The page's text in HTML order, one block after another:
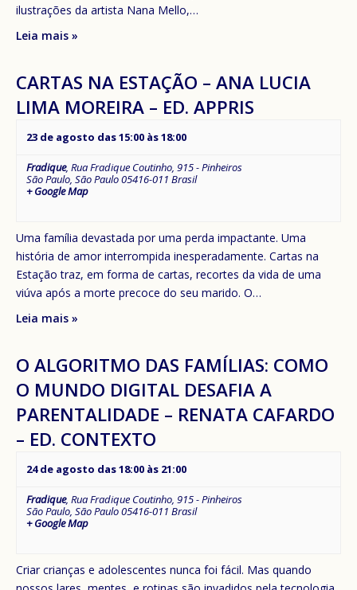
ilustrações da artista Nana Mello,…
Leia mais »
CARTAS NA ESTAÇÃO – ANA LUCIA
LIMA MOREIRA – ED. APPRIS
23 de agosto das 15:00 às18:00
Fradique, Rua Fradique Coutinho, 915 - Pinheiros
São Paulo, São Paulo05416-011 Brasil
+ Google Map
Uma família devastada por uma perda impactante. Uma
história de amor interrompida inesperadamente. Cartas na
Estação traz, em forma de cartas, recortes da vida de uma
viúva após a morte precoce do seu marido. O…
Leia mais »
O ALGORITMO DAS FAMÍLIAS: COMO
O MUNDO DIGITAL DESAFIA A
PARENTALIDADE – RENATA CAFARDO
– ED. CONTEXTO
24 de agosto das 18:00 às 21:00
Fradique, Rua Fradique Coutinho, 915 - Pinheiros
São Paulo, São Paulo05416-011 Brasil
+ Google Map
Criar crianças e adolescentes nunca foi fácil. Mas quando